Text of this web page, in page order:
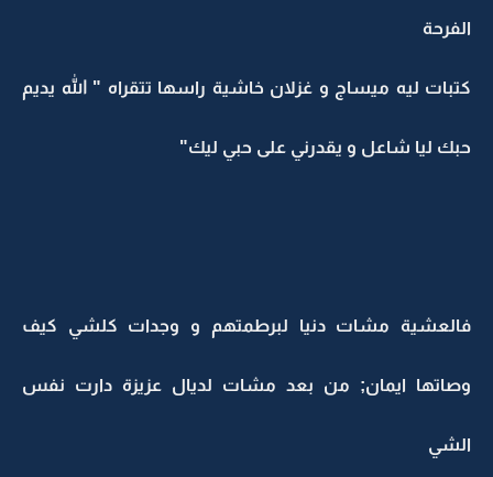
الفرحة
كتبات ليه ميساج و غزلان خاشية راسها تتقراه " الله يديم
حبك ليا شاعل و يقدرني على حبي ليك"
فالعشية مشات دنيا لبرطمتهم و وجدات كلشي كيف
وصاتها ايمان; من بعد مشات لديال عزيزة دارت نفس
الشي